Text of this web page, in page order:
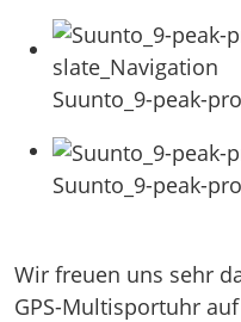
Suunto_9-peak-
Suunto_9-peak-
Wir freuen uns sehr
GPS-Multisportuhr